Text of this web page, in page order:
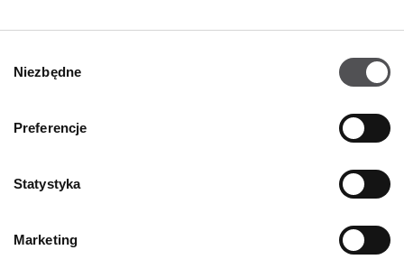
zgody
Niezbędne
Preferencje
Statystyka
Marketing
Informacje szczegółowe
Designer Outlet Kraków
+48 12 263 32 11